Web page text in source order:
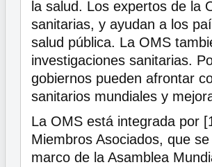
la salud. Los expertos de la
sanitarias, y ayudan a los
salud pública. La OMS
investigaciones sanitarias.
gobiernos pueden afrontar
sanitarios mundiales y
La OMS está integrada por
Miembros Asociados, que
marco de la Asamblea